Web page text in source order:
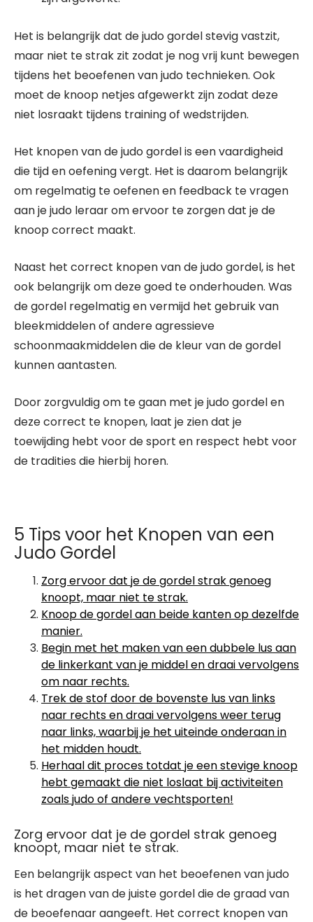
Het is belangrijk dat de judo gordel stevig vastzit,
maar niet te strak zit zodat je nog vrij kunt bewegen
tijdens het beoefenen van judo technieken. Ook
moet de knoop netjes afgewerkt zijn zodat deze
niet losraakt tijdens training of wedstrijden.
Het knopen van de judo gordel is een vaardigheid
die tijd en oefening vergt. Het is daarom belangrijk
om regelmatig te oefenen en feedback te vragen
aan je judo leraar om ervoor te zorgen dat je de
knoop correct maakt.
Naast het correct knopen van de judo gordel, is het
ook belangrijk om deze goed te onderhouden. Was
de gordel regelmatig en vermijd het gebruik van
bleekmiddelen of andere agressieve
schoonmaakmiddelen die de kleur van de gordel
kunnen aantasten.
Door zorgvuldig om te gaan met je judo gordel en
deze correct te knopen, laat je zien dat je
toewijding hebt voor de sport en respect hebt voor
de tradities die hierbij horen.
5 Tips voor het Knopen van een
Judo Gordel
Zorg ervoor dat je de gordel strak genoeg
knoopt, maar niet te strak.
Knoop de gordel aan beide kanten op dezelfde
manier.
Begin met het maken van een dubbele lus aan
de linkerkant van je middel en draai vervolgens
om naar rechts.
Trek de stof door de bovenste lus van links
naar rechts en draai vervolgens weer terug
naar links, waarbij je het uiteinde onderaan in
het midden houdt.
Herhaal dit proces totdat je een stevige knoop
hebt gemaakt die niet loslaat bij activiteiten
zoals judo of andere vechtsporten!
Zorg ervoor dat je de gordel strak genoeg
knoopt, maar niet te strak.
Een belangrijk aspect van het beoefenen van judo
is het dragen van de juiste gordel die de graad van
de beoefenaar aangeeft. Het correct knopen van